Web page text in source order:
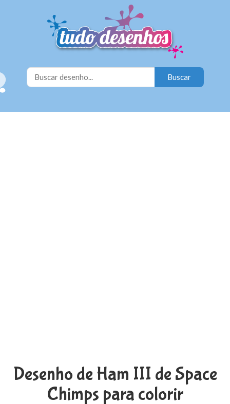
Desenho de Ham III de Space
Chimps para colorir